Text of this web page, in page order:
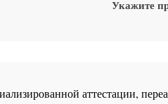
Укажите
аттестации,